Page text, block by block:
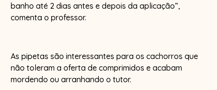
banho até 2 dias antes e depois da aplicação”,
comenta o professor.
As pipetas são interessantes para os cachorros que
não toleram a oferta de comprimidos e acabam
mordendo ou arranhando o tutor.